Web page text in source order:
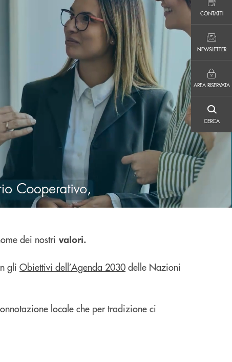
CONTATTI
CONTATTI
NEWSLETTER
NEWSLETTER
AREA RISERVATA
AREA RISERVATA
CERCA
CERCA
dei nostri valori.
gli Obiettivi dell’Agenda 2030 delle Nazioni
locale che per tradizione ci